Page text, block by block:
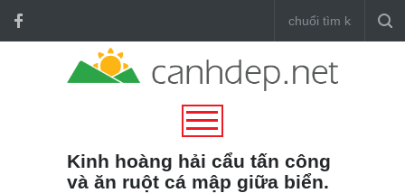
Kinh hoàng hải cẩu tấn công
và ăn ruột cá mập giữa biển.